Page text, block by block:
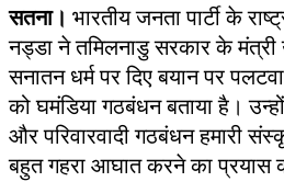
सतना। भारतीय जनता पार्टी के
नड्डा ने तमिलनाडु सरकार के मंत्री
सनातन धर्म पर दिए बयान पर
को घमंडिया गठबंधन बताया है।
और परिवारवादी गठबंधन हमारी
बहुत गहरा आघात करने का प्रयास